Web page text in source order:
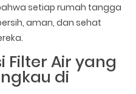
setiap rumah tangga
aman, dan sehat
Filter Air yang
di